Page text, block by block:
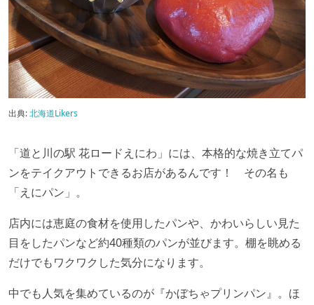
出典:北海道Likers
「道と川の駅 花ロードえにわ」には、本格的な焼き立てパ
ンをテイクアウトできるお店があるんです！ その名も
「えにパン」。
店内には恵庭の食材を使用したパンや、かわいらしい見た
目をしたパンなど約40種類のパンが並びます。棚を眺める
だけでもワクワクした気分になります。
中でも人気を集めているのが『かぼちゃプリンパン』。ほ